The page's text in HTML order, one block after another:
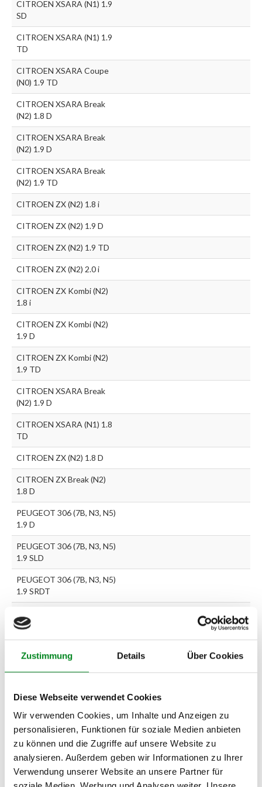
Zustimmung Details Über Cookies
Diese Webseite verwendet Cookies
Wir verwenden Cookies, um Inhalte und Anzeigen zu
personalisieren, Funktionen für soziale Medien anbieten
zu können und die Zugriffe auf unsere Website zu
analysieren. Außerdem geben wir Informationen zu Ihrer
Verwendung unserer Website an unsere Partner für
CITROEN XSARA (N1) 1.9
SD
CITROEN XSARA (N1) 1.9
TD
CITROEN XSARA Coupe
(N0) 1.9 TD
CITROEN XSARA Break
(N2) 1.8 D
CITROEN XSARA Break
(N2) 1.9 D
CITROEN XSARA Break
(N2) 1.9 TD
CITROEN ZX (N2) 1.8 i
CITROEN ZX (N2) 1.9 D
CITROEN ZX (N2) 1.9 TD
CITROEN ZX (N2) 2.0 i
CITROEN ZX Kombi (N2)
1.8 i
CITROEN ZX Kombi (N2)
1.9 D
CITROEN ZX Kombi (N2)
1.9 TD
CITROEN XSARA Break
(N2) 1.9 D
CITROEN XSARA (N1) 1.8
TD
CITROEN ZX (N2) 1.8 D
CITROEN ZX Break (N2)
1.8 D
PEUGEOT 306 (7B, N3, N5)
1.9 D
PEUGEOT 306 (7B, N3, N5)
1.9 SLD
PEUGEOT 306 (7B, N3, N5)
1.9 SRDT
(7A, 7C, N3, N5) 1.8 D
(7A, 7C, N3, N5) 1.9 D
PEUGEOT 306 Break (7E,
N3, N5) 1.9 D
PEUGEOT 306 Break (7E,
N3, N5) 1.9 TD
PEUGEOT 405 II (4B) 1.9 D